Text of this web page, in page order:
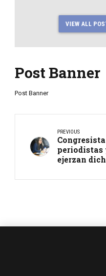
VIEW ALL
Post Banner
Post Banner
PREVIOUS
periodistas
ejerzan